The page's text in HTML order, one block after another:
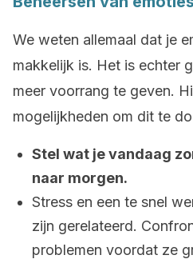
We weten allemaal dat je
makkelijk is. Het is echter
meer voorrang te geven.
mogelijkheden om dit te
Stel wat je vandaag
naar morgen.
Stress en een te snel
zijn gerelateerd.
problemen voordat ze